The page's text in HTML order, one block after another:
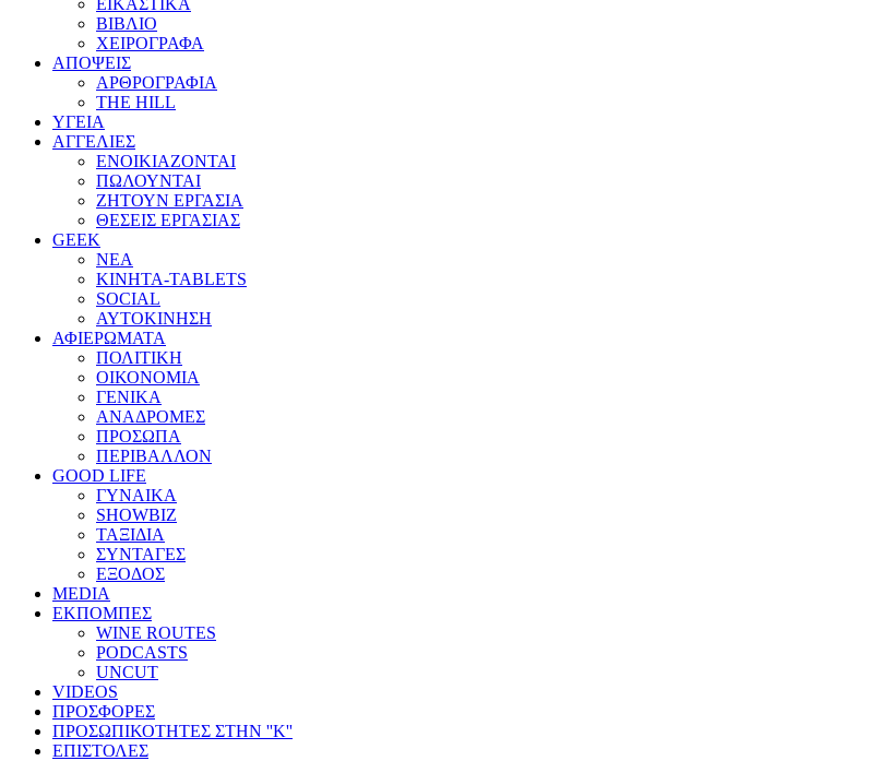
ΕΙΚΑΣΤΙΚΑ
ΒΙΒΛΙΟ
ΧΕΙΡΟΓΡΑΦΑ
ΑΠΟΨΕΙΣ
ΑΡΘΡΟΓΡΑΦΙΑ
THE HILL
ΥΓΕΙΑ
ΑΓΓΕΛΙΕΣ
ΕΝΟΙΚΙΑΖΟΝΤΑΙ
ΠΩΛΟΥΝΤΑΙ
ΖΗΤΟΥΝ ΕΡΓΑΣΙΑ
ΘΕΣΕΙΣ ΕΡΓΑΣΙΑΣ
GEEK
ΝΕΑ
ΚΙΝΗΤΑ-TABLETS
SOCIAL
ΑΥΤΟΚΙΝΗΣΗ
ΑΦΙΕΡΩΜΑΤΑ
ΠΟΛΙΤΙΚΗ
ΟΙΚΟΝΟΜΙΑ
ΓΕΝΙΚΑ
ΑΝΑΔΡΟΜΕΣ
ΠΡΟΣΩΠΑ
ΠΕΡΙΒΑΛΛΟΝ
GOOD LIFE
ΓΥΝΑΙΚΑ
SHOWBIZ
ΤΑΞΙΔΙΑ
ΣΥΝΤΑΓΕΣ
ΕΞΟΔΟΣ
MEDIA
ΕΚΠΟΜΠΕΣ
WINE ROUTES
PODCASTS
UNCUT
VIDEOS
ΠΡΟΣΦΟΡΕΣ
ΠΡΟΣΩΠΙΚΟΤΗΤΕΣ ΣΤΗΝ ''Κ''
ΕΠΙΣΤΟΛΕΣ